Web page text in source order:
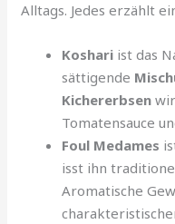
Alltags. Jedes erzählt
Koshari ist das
sättigende
Kichererbsen
Tomatensauce
Foul Medames
isst ihn
Aromatische